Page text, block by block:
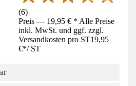
(6)
Preis — 19,95 € * Alle Preise
inkl. MwSt. und ggf. zzgl.
Versandkosten pro ST19,95
€*/ ST